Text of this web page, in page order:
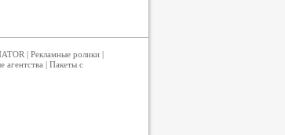
| Рекламные ролики|
агентства | Пакеты с